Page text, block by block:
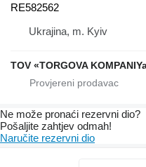
RE582562
Ukrajina, m. Kyiv
TOV «TORGOVA
Ne može pronaći rezervni dio?
Pošaljite zahtjev odmah!
Naručite rezervni dio